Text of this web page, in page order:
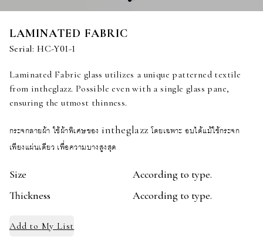
LAMINATED FABRIC
Serial:HC-Y01-1
Laminated Fabric glass utilizes a unique patterned textile
from intheglazz. Possible even with a single glass pane,
ensuring the utmost thinness.
กระจกลายผ้า ใช้ผ้าพิเศษของ intheglazz โดยเฉพาะ อบได้แม้ใช้กระจก
เพียงแผ่นเดียว เพื่อความบางสูงสุด
Size
According to type.
Thickness
According to type.
Add to My List